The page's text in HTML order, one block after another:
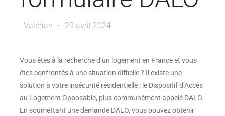
Valérian 29 avril 2024
Vous êtes à la recherche d’un logement en France et vous
êtes confrontés à une situation difficile ? Il existe une
solution à votre insécurité résidentielle : le Dispositif d’Accès
au Logement Opposable, plus communément appelé DALO.
En soumettant une demande DALO, vous pouvez obtenir